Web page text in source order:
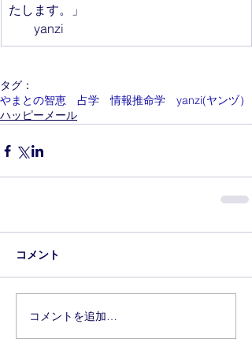
たします。」
yanzi
タグ：
やまとの智恵 占学 情報推命学 yanzi(ヤンヅ）
ハッピーメール
コメント
コメントを追加…